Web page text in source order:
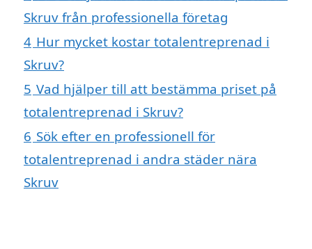
Skruv från professionella företag
4 Hur mycket kostar totalentreprenad i
Skruv?
5 Vad hjälper till att bestämma priset på
totalentreprenad i Skruv?
6 Sök efter en professionell för
totalentreprenad i andra städer nära
Skruv